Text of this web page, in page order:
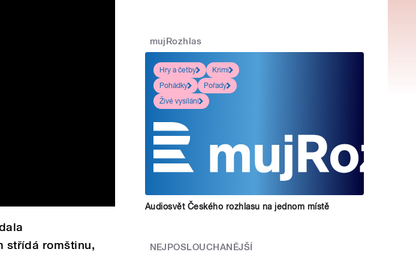
střídá romštinu,
mujRozhlas
Hry a četby
Krimi
Pohádky
Pořady
Živé vysílání
Audiosvět Českého rozhlasu na jednom místě
NEJPOSLOUCHANĚJŠÍ